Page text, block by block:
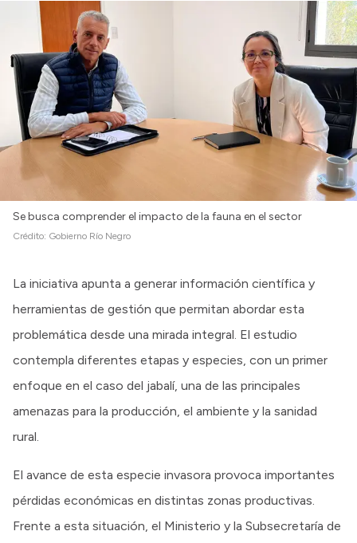
Se busca comprender el impacto de la fauna en el sector
Crédito: Gobierno Río Negro
La iniciativa apunta a generar información científica y
herramientas de gestión que permitan abordar esta
problemática desde una mirada integral. El estudio
contempla diferentes etapas y especies, con un primer
enfoque en el caso del jabalí, una de las principales
amenazas para la producción, el ambiente y la sanidad
rural.
El avance de esta especie invasora provoca importantes
pérdidas económicas en distintas zonas productivas.
Frente a esta situación, el Ministerio y la Subsecretaría de